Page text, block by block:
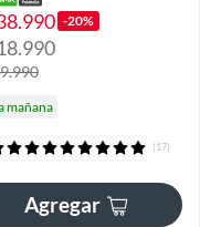
-20%
mañana
(17)
Agregar